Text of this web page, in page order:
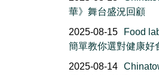
華》舞台盛況回顧
2025-08-15
Food
簡單教你選對健康好
2025-08-14